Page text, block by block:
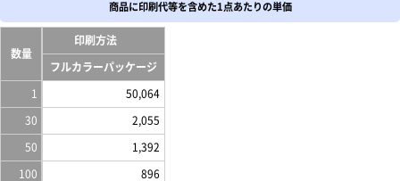
商品に印刷代等を含めた1点あたりの単価
数量
印刷方法
フルカラーパッケージ
1 50,064
30 2,055
50 1,392
100 896